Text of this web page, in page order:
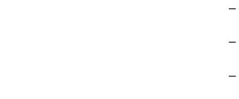
–
–
–